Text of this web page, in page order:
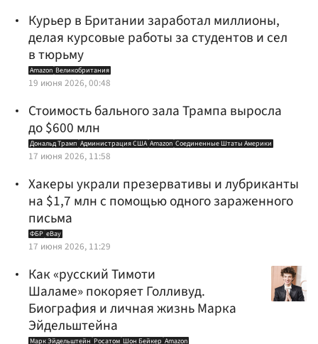
Курьер в Британии заработал миллионы,
делая курсовые работы за студентов и сел
в тюрьму
Amazon Великобритания
19 июня 2026, 00:48
Стоимость бального зала Трампа выросла
до $600 млн
Дональд Трамп Администрация США Amazon Соединенные Штаты Америки
17 июня 2026, 11:58
Хакеры украли презервативы и лубриканты
на $1,7 млн с помощью одного зараженного
письма
ФБР eBay
17 июня 2026, 11:29
Как «русский Тимоти
Шаламе» покоряет Голливуд.
Биография и личная жизнь Марка
Эйдельштейна
Марк Эйдельштейн Росатом Шон Бейкер Amazon